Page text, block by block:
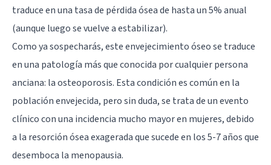
traduce en una tasa de pérdida ósea de hasta un 5% anual
(aunque luego se vuelve a estabilizar).
Como ya sospecharás, este envejecimiento óseo se traduce
en una patología más que conocida por cualquier persona
anciana: la osteoporosis. Esta condición es común en la
población envejecida, pero sin duda, se trata de un evento
clínico con una incidencia mucho mayor en mujeres, debido
a la resorción ósea exagerada que sucede en los 5-7 años que
desemboca la menopausia.